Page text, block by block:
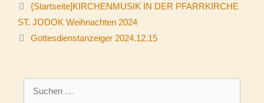
{Startseite]KIRCHENMUSIK IN DER PFARRKIRCHE
ST. JODOK Weihnachten 2024
Gottesdienstanzeiger 2024.12.15
nach: